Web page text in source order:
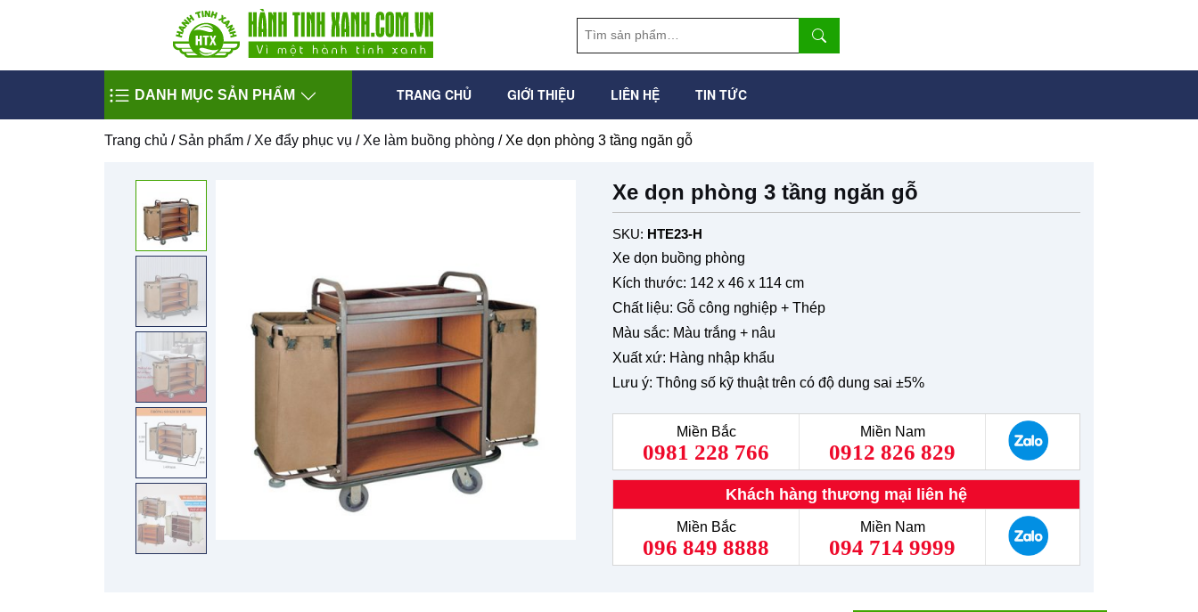
DANH MỤC SẢN PHẨM TRANG CHỦ GIỚI THIỆU LIÊN HỆ TIN TỨC
Trang chủ / Sản phẩm / Xe đẩy phục vụ / Xe làm buồng phòng / Xe dọn phòng 3 tầng ngăn gỗ
Xe dọn phòng 3 tầng ngăn gỗ
SKU: HTE23-H
Xe dọn buồng phòng
Kích thước: 142 x 46 x 114 cm
Chất liệu: Gỗ công nghiệp + Thép
Màu sắc: Màu trắng + nâu
Xuất xứ: Hàng nhập khẩu
Lưu ý: Thông số kỹ thuật trên có độ dung sai ±5%
Miền Bắc
0981 228 766
Miền Nam
0912 826 829
Khách hàng thương mại liên hệ
Miền Bắc
096 849 8888
Miền Nam
094 714 9999